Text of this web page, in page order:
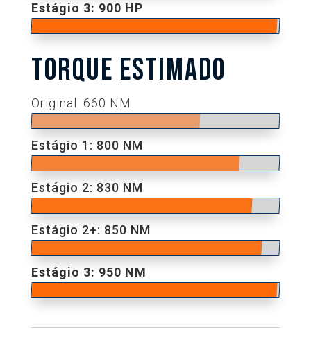
Estágio 3: 900 HP
TORQUE ESTIMADO
Original: 660 NM
Estágio 1: 800 NM
Estágio 2: 830 NM
Estágio 2+: 850 NM
Estágio 3: 950 NM